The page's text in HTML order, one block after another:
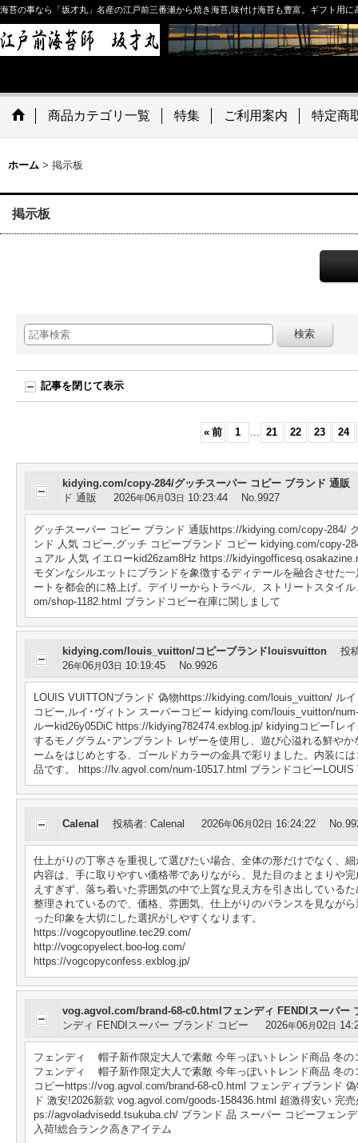
海苔の事なら「坂才丸」名産の江戸前三番瀬から焼き海苔,味付け海苔も豊富。ギフト用
商品カテゴリ一覧 特集 ご利用案内 特定商
ホーム > 掲示板
掲示板
記事を閉じて表示
« 前 1 ... 21 22 23 24
kidying.com/copy-284/グッチスーパー コピー ブランド 通販
ド 通販
2026年06月03日 10:23:44 No.9927
グッチスーパー コピー ブランド 通販https://kidying.com/copy-284/
ンド 人気 コピー,グッチ コピーブランド コピー kidying.com/copy-
ュアル 人気 イエローkid26zam8Hz https://
モダンなシルエットにブランドを象徴するディテールを融合させた
ートを都会的に格上げ。デイリーからトラベル、ストリートスタイ
om/shop-1182.html ブランドコピー在庫に関しまして
kidying.com/louis_vuitton/コピーブランドlouisvuitton
投
26年06月03日 10:19:45 No.9926
LOUIS VUITTONブランド 偽物https://kidying.com/louis_vuitton/ ル
コピー,ルイ･ヴィトン スーパーコピー kidying.com/louis_vuitton/
ルーkid26y05DiC https://kidying782474.exblog.jp/ kidyingコピー｢レ
するモノグラム･アンプラント レザーを使用し、遊び心溢れる鮮や
ームをはじめとする、ゴールドカラーの金具で彩りました。内装に
品です。 https://lv.agvol.com/num-10517.html ブランドコピー
Calenal 投稿者: Calenal 2026年06月02日 16:24:22
仕上がりの丁寧さを重視して選びたい場合、全体の形だけでなく、
内容は、手に取りやすい価格帯でありながら、見た目のまとまりや
えすぎず、落ち着いた雰囲気の中で上質な見え方を引き出している
整理されているので、価格、雰囲気、仕上がりのバランスを見なが
った印象を大切にした選択がしやすくなります。
https://vogcopyoutline.tec29.com/
http://vogcopyelect.boo-log.com/
https://vogcopyconfess.exblog.jp/
vog.agvol.com/brand-68-c0.htmlフェンディ FENDIスーパー
ンディ FENDIスーパー ブランド コピー
2026年06月02日
フェンディ 帽子新作限定大人で素敵 今年っぽいトレンド商品 冬
フェンディ 帽子新作限定大人で素敵 今年っぽいトレンド商品 冬
コピーhttps://vog.agvol.com/brand-68-c0.html フェンディブランド
ド 激安!2026新款 vog.agvol.com/goods-158436.html 超激得安い
ps://agvoladvisedd.tsukuba.ch/ ブランド 品 スーパー コピーフェン
入荷!総合ランク高きアイテム